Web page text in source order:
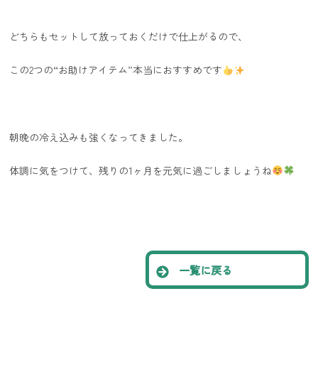
どちらもセットして放っておくだけで仕上がるので、
この2つの“お助けアイテム”本当におすすめです
朝晩の冷え込みも強くなってきました。
体調に気をつけて、残りの1ヶ月を元気に過ごしましょうね
一覧に戻る